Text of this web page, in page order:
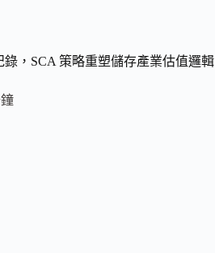
，SCA 策略重塑儲存產業估值邏輯